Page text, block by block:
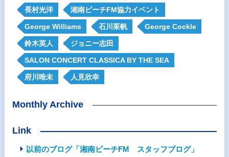
長村光洋 湘南ビーチFM協力イベント
George Williams 石川茱帆 George Cockle
鈴木英人 ジョニー志田
SALON CONCERT CLASSICA BY THE SEA
府川唯未 人見欣幸
Monthly Archive
Link
以前のブログ「湘南ビーチFM スタッフブログ」